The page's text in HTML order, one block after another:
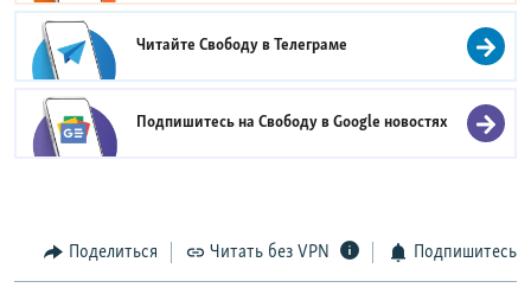
Читайте Свободу вТелеграме
Подпишитесь на Свободу вGoogle новостях
Поделиться Читать без VPN Подпишитесь